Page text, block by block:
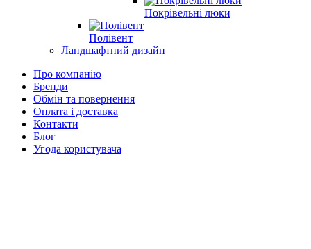
Покрівельні люки
Полівент
Ландшафтний дизайн
Про компанію
Бренди
Обмін та повернення
Оплата і доставка
Контакти
Блог
Угода користувача